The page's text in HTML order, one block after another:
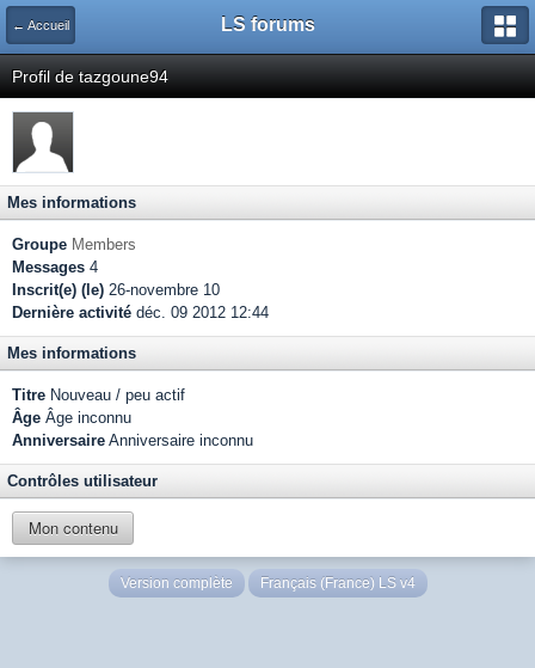
← Accueil LS forums
Profil de tazgoune94
Mes informations
Groupe Members
Messages 4
Inscrit(e) (le) 26-novembre 10
Dernière activité déc. 09 2012 12:44
Mes informations
Titre Nouveau / peu actif
Âge Âge inconnu
Anniversaire Anniversaire inconnu
Contrôles utilisateur
Mon contenu
Version complète Français (France) LS v4